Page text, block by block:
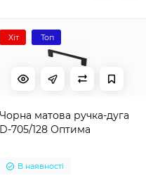
Хіт Топ
Чорна матова ручка-дуга
D-705/128 Оптима
В наявності